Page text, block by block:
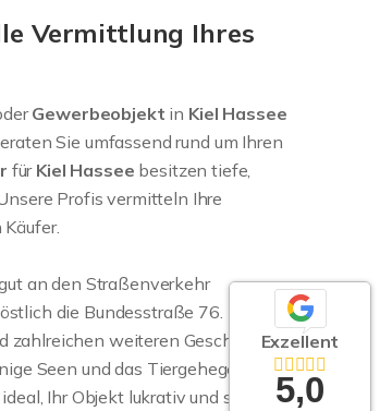
Vermittlung Ihres
Gewerbeobjekt in Kiel Hassee
Sie umfassend rund um Ihren
für Kiel Hassee besitzen tiefe,
Profis vermitteln Ihre
an den Straßenverkehr
die Bundesstraße 76. Mit
zahlreichen weiteren Geschäften
Seen und das Tiergehege
Ihr Objekt lukrativ und sicher zu
Exzellent
5,0